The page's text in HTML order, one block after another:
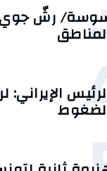
رشّ جوي